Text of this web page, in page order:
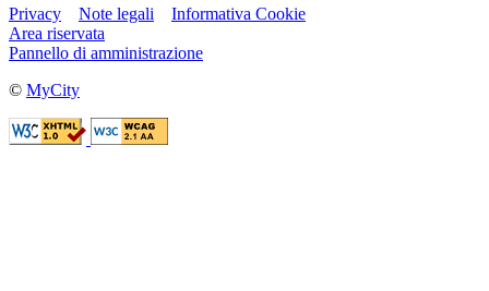
Privacy Note legali
Informativa Cookie
Area riservata
Pannello di amministrazione
© MyCity